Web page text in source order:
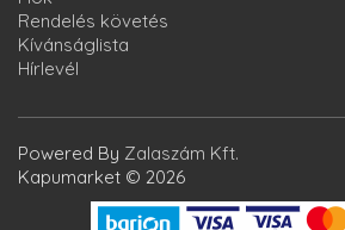
Rendelés követés
Kívánságlista
Hírlevél
Powered By Zalaszám Kft.
Kapumarket © 2026